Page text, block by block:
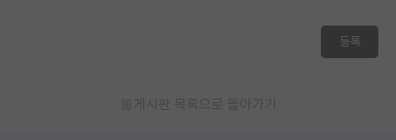
등록
게시판 목록으로 돌아가기